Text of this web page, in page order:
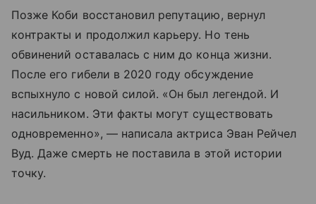
Позже Коби восстановил репутацию, вернул
контракты и продолжил карьеру. Но тень
обвинений оставалась с ним до конца жизни.
После его гибели в 2020 году обсуждение
вспыхнуло с новой силой. «Он был легендой. И
насильником. Эти факты могут существовать
одновременно», — написала актриса Эван Рейчел
Вуд. Даже смерть не поставила в этой истории
точку.